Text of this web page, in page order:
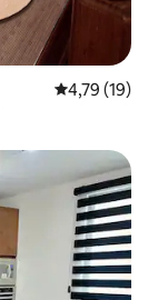
Priemerné
4,79 (19)